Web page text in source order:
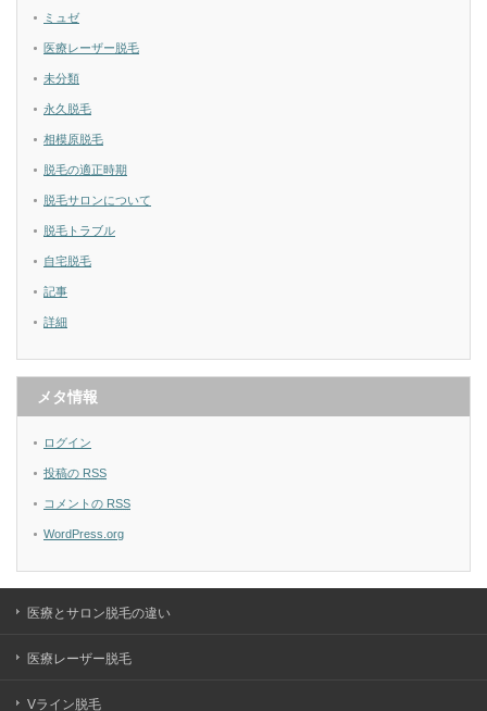
ミュゼ
医療レーザー脱毛
未分類
永久脱毛
相模原脱毛
脱毛の適正時期
脱毛サロンについて
脱毛トラブル
自宅脱毛
記事
詳細
メタ情報
ログイン
投稿の RSS
コメントの RSS
WordPress.org
医療とサロン脱毛の違い
医療レーザー脱毛
Vライン脱毛